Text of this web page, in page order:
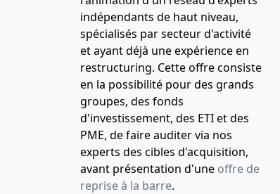
indépendants de haut niveau,
spécialisés par secteur d'activité
et ayant déjà une expérience en
restructuring. Cette offre consiste
en la possibilité pour des grands
groupes, des fonds
d'investissement, des ETI et des
PME, de faire auditer via nos
experts des cibles d'acquisition,
avant présentation d'une offre de
reprise à la barre.